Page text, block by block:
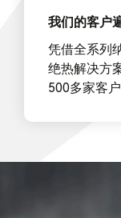
我们的客户
凭借全系列
绝热解决方
500多家客户